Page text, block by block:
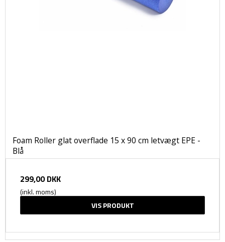
Foam Roller glat overflade 15 x 90 cm letvægt EPE -
Blå
299,00 DKK
(inkl. moms)
VIS PRODUKT